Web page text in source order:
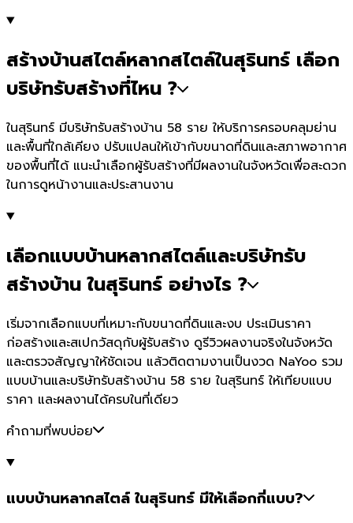
สร้างบ้านสไตล์หลากสไตล์ในสุรินทร์ เลือก
บริษัทรับสร้างที่ไหน ?
ในสุรินทร์ มีบริษัทรับสร้างบ้าน 58 ราย ให้บริการครอบคลุมย่าน
และพื้นที่ใกล้เคียง ปรับแปลนให้เข้ากับขนาดที่ดินและสภาพอากาศ
ของพื้นที่ได้ แนะนำเลือกผู้รับสร้างที่มีผลงานในจังหวัดเพื่อสะดวก
ในการดูหน้างานและประสานงาน
เลือกแบบบ้านหลากสไตล์และบริษัทรับ
สร้างบ้าน ในสุรินทร์ อย่างไร ?
เริ่มจากเลือกแบบที่เหมาะกับขนาดที่ดินและงบ ประเมินราคา
ก่อสร้างและสเปกวัสดุกับผู้รับสร้าง ดูรีวิวผลงานจริงในจังหวัด
และตรวจสัญญาให้ชัดเจน แล้วติดตามงานเป็นงวด NaYoo รวม
แบบบ้านและบริษัทรับสร้างบ้าน 58 ราย ในสุรินทร์ ให้เทียบแบบ
ราคา และผลงานได้ครบในที่เดียว
คำถามที่พบบ่อย
แบบบ้านหลากสไตล์ ในสุรินทร์ มีให้เลือกกี่แบบ?